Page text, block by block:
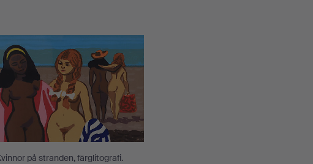
på stranden, färglitografi.